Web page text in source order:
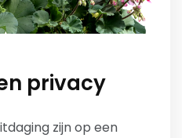
privacy
zijn op een